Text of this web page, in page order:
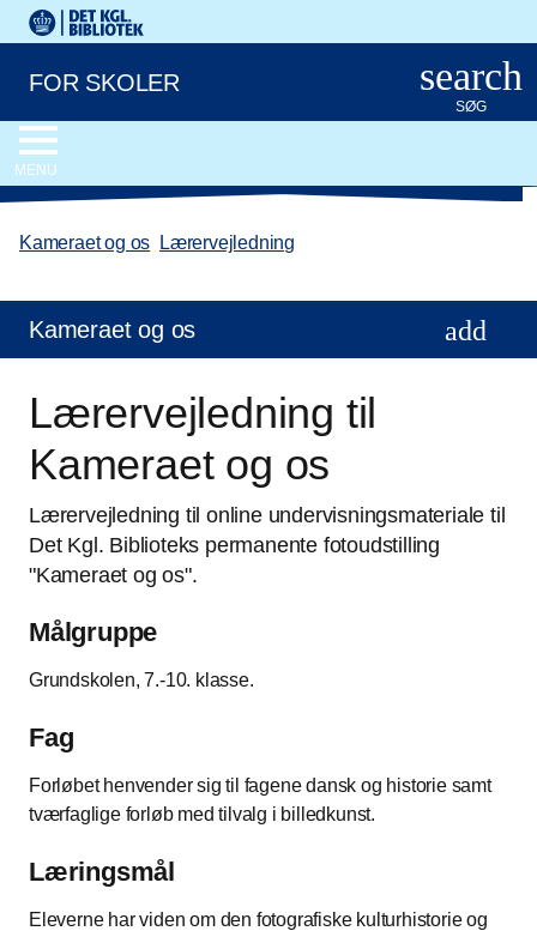
Gå til hovedindholdet
Det Kongelige Biblioteks logo. Gå til Det Kongelige
FOR SKOLER search
SØG
MENU
Kameraet og os Lærervejledning
Kameraet og os
Lærervejledning til
Kameraet og os
Lærervejledning til online undervisningsmateriale til
Det Kgl. Biblioteks permanente fotoudstilling
"Kameraet og os".
Målgruppe
Grundskolen, 7.-10. klasse.
Fag
Forløbet henvender sig til fagene dansk og historie samt
tværfaglige forløb med tilvalg i billedkunst.
Læringsmål
Eleverne har viden om den fotografiske kulturhistorie og